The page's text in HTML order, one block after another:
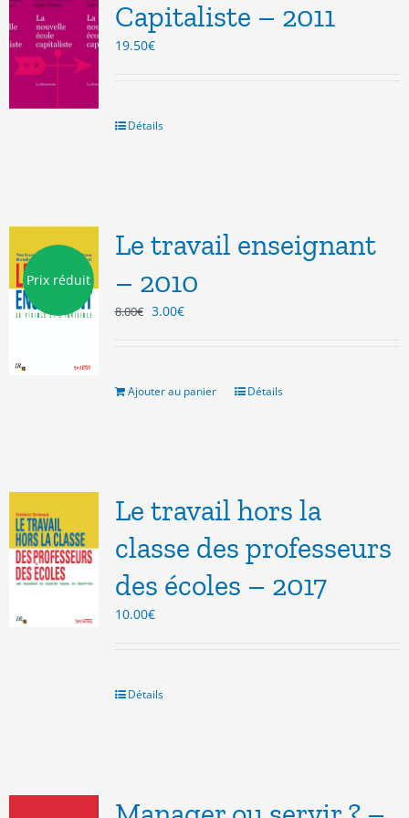
Capitaliste – 2011
19.50€
Détails
Prix réduit
Le travail enseignant
– 2010
8.00€ Le
8.00€.
3.00€Le
3.00€.
Ajouter au panier Détails
Le travail hors la
classe des professeurs
des écoles – 2017
10.00€
Détails